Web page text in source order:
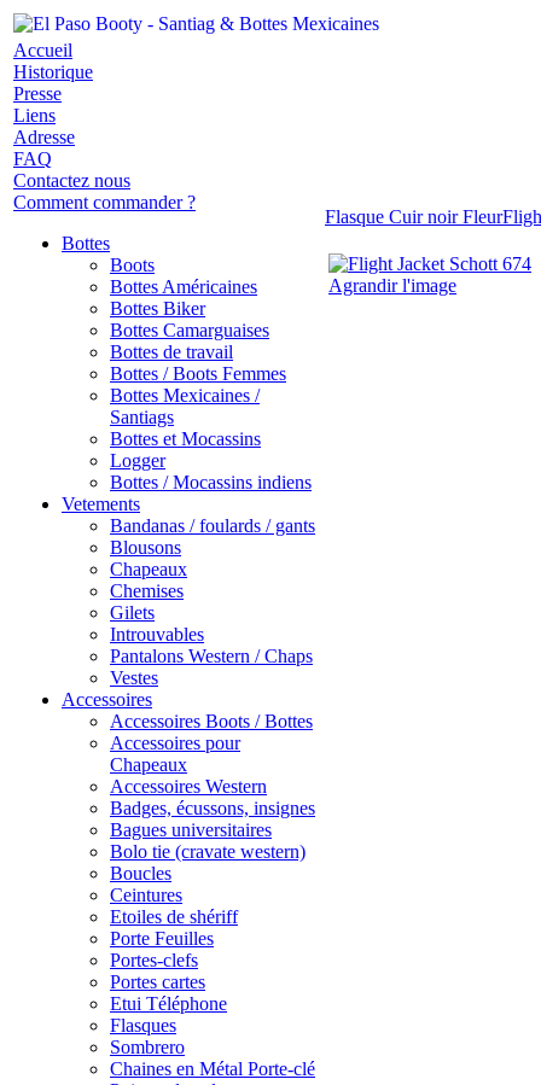
Accueil
Historique
Presse
Liens
Adresse
FAQ
Contactez nous
Comment commander ?
Bottes
Boots
Bottes Américaines
Bottes Biker
Bottes Camarguaises
Bottes de travail
Bottes / Boots Femmes
Bottes Mexicaines /
Santiags
Bottes et Mocassins
Logger
Bottes / Mocassins indiens
Vetements
Bandanas / foulards / gants
Blousons
Chapeaux
Chemises
Gilets
Introuvables
Pantalons Western / Chaps
Vestes
Accessoires
Accessoires Boots / Bottes
Accessoires pour
Chapeaux
Accessoires Western
Badges, écussons, insignes
Bagues universitaires
Bolo tie (cravate western)
Boucles
Ceintures
Etoiles de shériff
Porte Feuilles
Portes-clefs
Portes cartes
Etui Téléphone
Flasques
Sombrero
Chaines en Métal Porte-clé
Flasque Cuir noir Fleur
Agrandir l'image